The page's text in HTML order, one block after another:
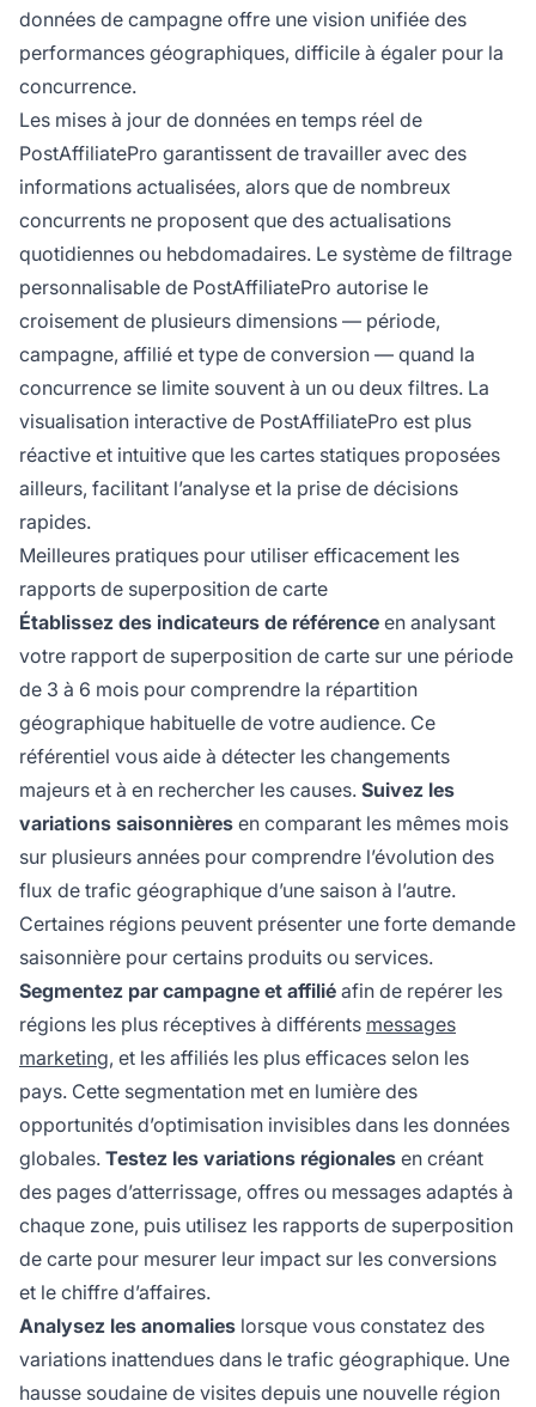
données de campagne offre une vision unifiée des
performances géographiques, difficile à égaler pour la
concurrence.
Les mises à jour de données en temps réel de
PostAffiliatePro garantissent de travailler avec des
informations actualisées, alors que de nombreux
concurrents ne proposent que des actualisations
quotidiennes ou hebdomadaires. Le système de filtrage
personnalisable de PostAffiliatePro autorise le
croisement de plusieurs dimensions — période,
campagne, affilié et type de conversion — quand la
concurrence se limite souvent à un ou deux filtres. La
visualisation interactive de PostAffiliatePro est plus
réactive et intuitive que les cartes statiques proposées
ailleurs, facilitant l’analyse et la prise de décisions
rapides.
Meilleures pratiques pour utiliser efficacement les
rapports de superposition de carte
Établissez des indicateurs de référence en analysant
votre rapport de superposition de carte sur une période
de 3 à 6 mois pour comprendre la répartition
géographique habituelle de votre audience. Ce
référentiel vous aide à détecter les changements
majeurs et à en rechercher les causes. Suivez les
variations saisonnières en comparant les mêmes mois
sur plusieurs années pour comprendre l’évolution des
flux de trafic géographique d’une saison à l’autre.
Certaines régions peuvent présenter une forte demande
saisonnière pour certains produits ou services.
Segmentez par campagne et affilié afin de repérer les
régions les plus réceptives à différents messages
marketing, et les affiliés les plus efficaces selon les
pays. Cette segmentation met en lumière des
opportunités d’optimisation invisibles dans les données
globales. Testez les variations régionales en créant
des pages d’atterrissage, offres ou messages adaptés à
chaque zone, puis utilisez les rapports de superposition
de carte pour mesurer leur impact sur les conversions
et le chiffre d’affaires.
Analysez les anomalies lorsque vous constatez des
variations inattendues dans le trafic géographique. Une
hausse soudaine de visites depuis une nouvelle région